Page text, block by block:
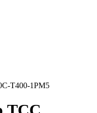
Т400-1РМ5